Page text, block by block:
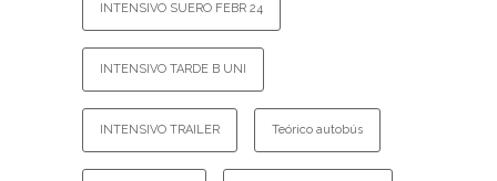
INTENSIVO SUERO FEBR 24
INTENSIVO TARDE B UNI
INTENSIVO TRAILER Teórico autobús